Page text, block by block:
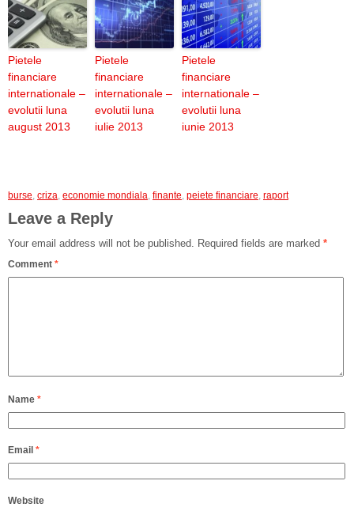
Pietele
financiare
internationale –
evolutii luna
august 2013
Pietele
financiare
internationale –
evolutii luna
iulie 2013
Pietele
financiare
internationale –
evolutii luna
iunie 2013
burse, criza, economie mondiala, finante, peiete financiare, raport
Leave a Reply
Your email address will not be published. Required fields are marked *
Comment *
Name *
Email *
Website